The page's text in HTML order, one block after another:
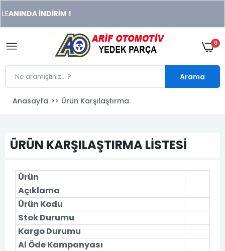
xonusu
veren
sitolar
ANINDA İNDİRİM !
0
Arama
Anasayfa Ürün Karşılaştırma
ÜRÜN KARŞILAŞTIRMA LİSTESİ
Ürün
Açıklama
Ürün Kodu
Stok Durumu
Kargo Durumu
Al Öde Kampanyası